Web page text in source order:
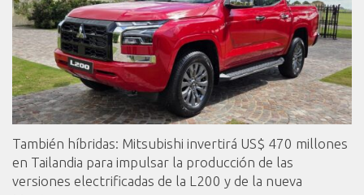
También híbridas: Mitsubishi invertirá US$ 470 millones
en Tailandia para impulsar la producción de las
versiones electrificadas de la L200 y de la nueva